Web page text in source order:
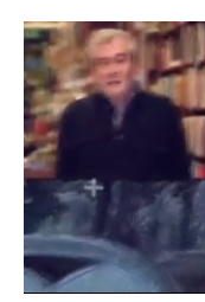
Sesi
Aç
Yüklendi
3.89%